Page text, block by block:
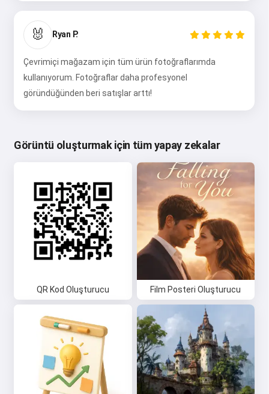
🐰 Ryan P.
Çevrimiçi mağazam için tüm ürün fotoğraflarımda
kullanıyorum. Fotoğraflar daha profesyonel
göründüğünden beri satışlar arttı!
Görüntü oluşturmak için tüm yapay zekalar
QR Kod Oluşturucu Film Posteri Oluşturucu